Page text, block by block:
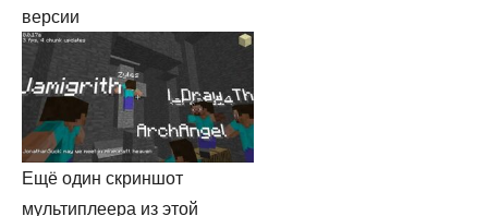
версии
Ещё один скриншот
мультиплеера из этой